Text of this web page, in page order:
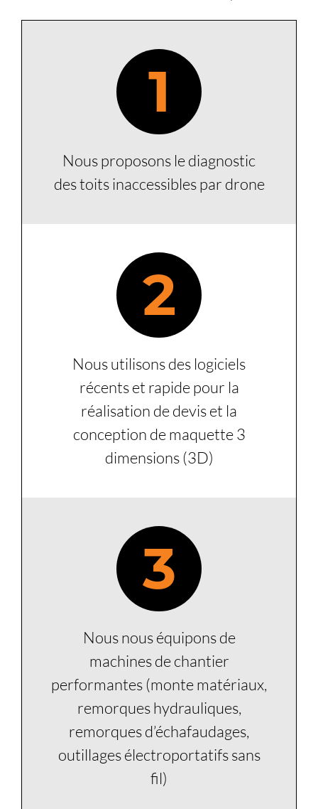
1
Nous proposons le diagnostic
des toits inaccessibles par drone
2
Nous utilisons des logiciels
récents et rapide pour la
réalisation de devis et la
conception de maquette 3
dimensions (3D)
3
Nous nous équipons de
machines de chantier
performantes (monte matériaux,
remorques hydrauliques,
remorques d’échafaudages,
outillages électroportatifs sans
fil)